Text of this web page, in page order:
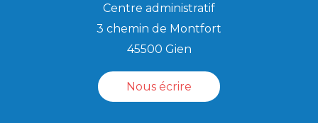
Centre administratif
3 chemin de Montfort
45500 Gien
Nous écrire